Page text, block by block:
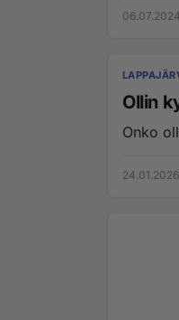
Ollin
Onko
24.01.2026